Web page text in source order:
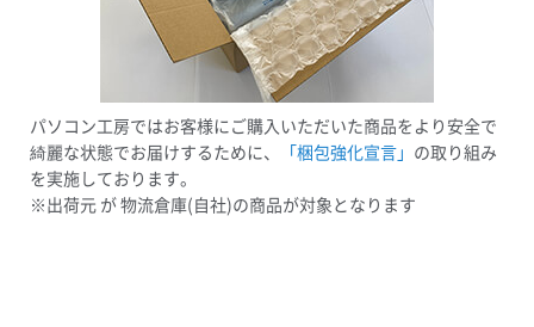
パソコン工房ではお客様にご購入いただいた商品をより安全で
綺麗な状態でお届けするために、
「梱包強化宣言」 の取り組み
を実施しております。
※出荷元 が 物流倉庫(自社)の商品が対象となります